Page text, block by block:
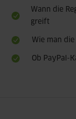
Wann die
greift
Wie man
Ob PayPal-